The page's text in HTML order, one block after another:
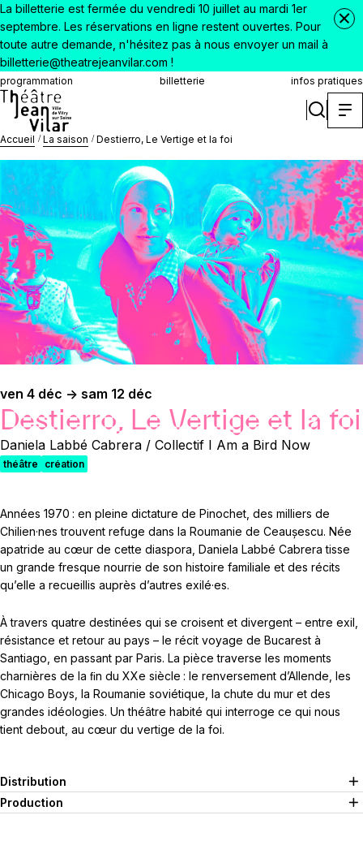
La billetterie est fermée du vendredi 10 juillet au mardi 1er
septembre. Les réservations en ligne restent ouvertes. Pour
toute autre demande, n'hésitez pas à nous envoyer un mail à
billetterie@theatrejeanvilar.com !
programmation billetterie infos pratiques
Accueil La saison Destierro, Le Vertige et la foi
Destierro, Le Vertige et la foi
ven 4 déc -> sam 12 déc
Daniela Labbé Cabrera / Collectif I Am a Bird Now
théâtre création
Années 1970 : en pleine dictature de Pinochet, des milliers de
Chilien·nes trouvent refuge dans la Roumanie de Ceaușescu. Née
apatride au cœur de cette diaspora, Daniela Labbé Cabrera tisse
un grande fresque nourrie de son histoire familiale et des récits
qu’elle a recueillis auprès d’autres exilé·es.
À travers quatre destinées qui se croisent et divergent – entre exil,
résistance et retour au pays – le récit voyage de Bucarest à
Santiago, en passant par Paris. La pièce traverse les moments
charnières de la ﬁn du XXe siècle : le renversement d’Allende, les
Chicago Boys, la Roumanie soviétique, la chute du mur et des
grandes idéologies. Un théâtre habité qui interroge ce qui nous
tient debout, au cœur du vertige de la foi.
Distribution
Production